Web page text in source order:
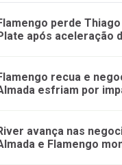
perde
após aceleração
recua e
esfriam por
avança nas
e Flamengo